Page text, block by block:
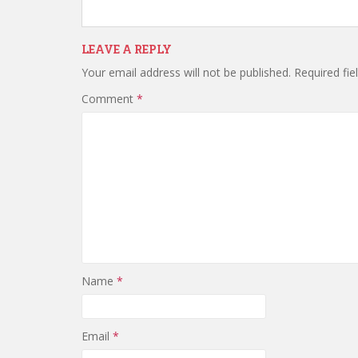
LEAVE A REPLY
Your email address will not be published. Required
Comment *
Name *
Email *